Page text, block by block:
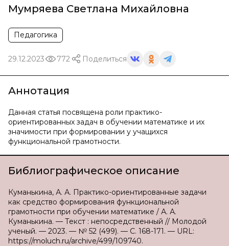
Мумряева Светлана Михайловна
Педагогика
29.12.2023 772 Поделиться
Аннотация
Данная статья посвящена роли практико-
ориентированных задач в обучении математике и их
значимости при формировании у учащихся
функциональной грамотности.
Библиографическое описание
Куманькина, А. А. Практико-ориентированные задачи
как средство формирования функциональной
грамотности при обучении математике / А. А.
Куманькина. — Текст : непосредственный // Молодой
ученый. — 2023. — № 52 (499). — С. 168-171. — URL:
https://moluch.ru/archive/499/109740.